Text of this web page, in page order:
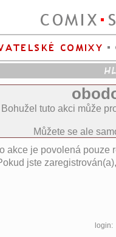
Bohužel tuto akci může
Můžete se ale
akce je povolená pouze
jste
login: